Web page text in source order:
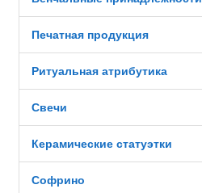
Печатная продукция
Ритуальная атрибутика
Свечи
Керамические статуэтки
Софрино